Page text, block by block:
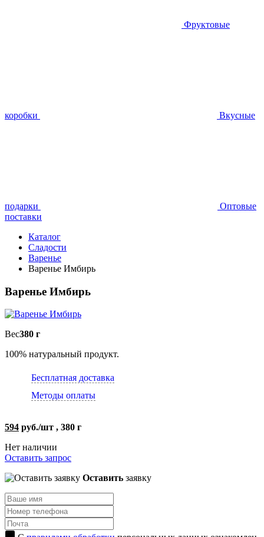
Фруктовые
коробки Вкусные
подарки
Оптовые
поставки
Каталог
Сладости
Варенье
Варенье Имбирь
Варенье Имбирь
Вес380 г
100% натуральный продукт.
Бесплатная доставка
Методы оплаты
594 руб./шт , 380 г
Нет наличии
Оставить запрос
Оставить заявку